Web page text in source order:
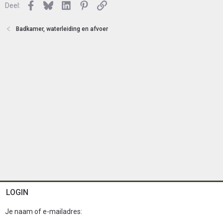
Deel: Facebook
BlueskyLinkedInPinterest
Link
Badkamer, waterleiding en afvoer
LOGIN
Je naam of e-mailadres